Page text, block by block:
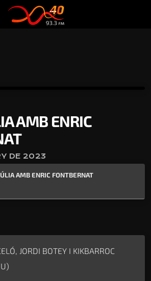
AMB ENRIC
DE 2023
AMB ENRIC FONTBERNAT
JORDI BOTEY I KIKBARROC